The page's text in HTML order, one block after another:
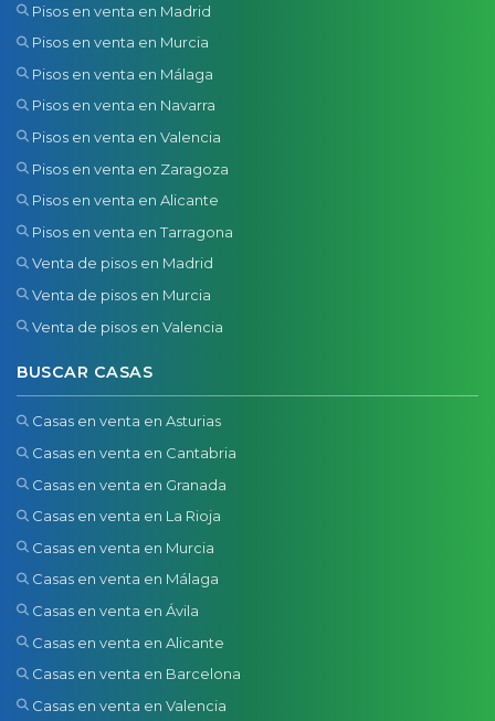
Pisos en venta en Madrid
Pisos en venta en Murcia
Pisos en venta en Málaga
Pisos en venta en Navarra
Pisos en venta en Valencia
Pisos en venta en Zaragoza
Pisos en venta en Alicante
Pisos en venta en Tarragona
Venta de pisos en Madrid
Venta de pisos en Murcia
Venta de pisos en Valencia
BUSCAR CASAS
Casas en venta en Asturias
Casas en venta en Cantabria
Casas en venta en Granada
Casas en venta en La Rioja
Casas en venta en Murcia
Casas en venta en Málaga
Casas en venta en Ávila
Casas en venta en Alicante
Casas en venta en Barcelona
Casas en venta en Valencia